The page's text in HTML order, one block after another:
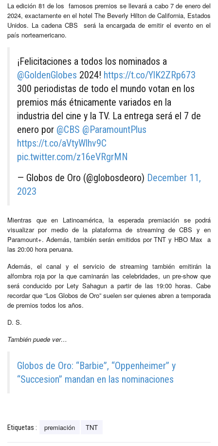
La edición 81 de los famosos premios se llevará a cabo 7 de enero del
2024, exactamente en el hotel The Beverly Hilton de California, Estados
Unidos. La cadena CBS será la encargada de emitir el evento en el
país norteamericano.
¡Felicitaciones a todos los nominados a
@GoldenGlobes 2024! https://t.co/YlK2ZRp673
300 periodistas de todo el mundo votan en los
premios más étnicamente variados en la
industria del cine y la TV. La entrega será el 7 de
enero por @CBS @ParamountPlus
https://t.co/aVtyWlhv9C
pic.twitter.com/z16eVRgrMN
— Globos de Oro (@globosdeoro) December 11,
2023
Mientras que en Latinoamérica, la esperada premiación se podrá
visualizar por medio de la plataforma de streaming de CBS y en
Paramount+. Además, también serán emitidos por TNT y HBO Max a
las 20:00 hora peruana.
Además, el canal y el servicio de streaming también emitirán la
alfombra roja por la que caminarán las celebridades, un pre-show que
será conducido por Lety Sahagun a partir de las 19:00 horas. Cabe
recordar que “Los Globos de Oro” suelen ser quienes abren a temporada
de premios todos los años.
D. S.
También puede ver…
Globos de Oro: “Barbie”, “Oppenheimer” y
“Succesion” mandan en las nominaciones
Etiquetas : premiación TNT